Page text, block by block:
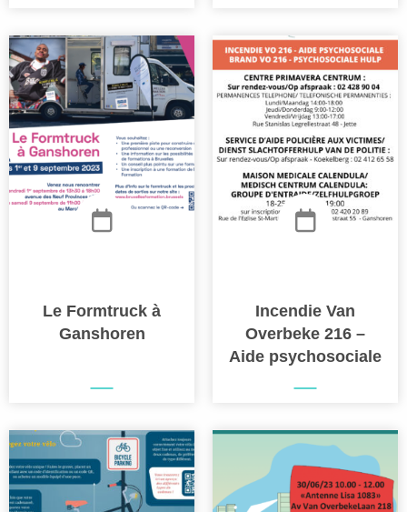
Le Formtruck à
Ganshoren
Incendie Van
Overbeke 216 –
Aide psychosociale